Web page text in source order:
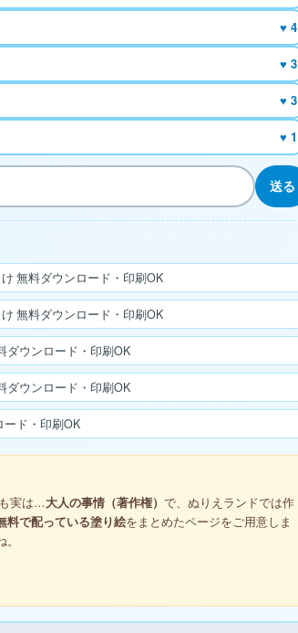
♥ 4
♥ 3
♥ 3
♥ 1
送る
無料ダウンロード・印刷OK
無料ダウンロード・印刷OK
ダウンロード・印刷OK
ダウンロード・印刷OK
ド・印刷OK
実は…大人の事情（著作権） で、ぬりえランドでは作
料で配っている塗り絵をまとめたページをご用意しま